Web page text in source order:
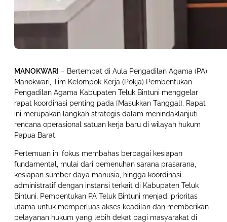
MANOKWARI – Bertempat di Aula Pengadilan Agama (PA)
Manokwari, Tim Kelompok Kerja (Pokja) Pembentukan
Pengadilan Agama Kabupaten Teluk Bintuni menggelar
rapat koordinasi penting pada [Masukkan Tanggal]. Rapat
ini merupakan langkah strategis dalam menindaklanjuti
rencana operasional satuan kerja baru di wilayah hukum
Papua Barat.
Pertemuan ini fokus membahas berbagai kesiapan
fundamental, mulai dari pemenuhan sarana prasarana,
kesiapan sumber daya manusia, hingga koordinasi
administratif dengan instansi terkait di Kabupaten Teluk
Bintuni. Pembentukan PA Teluk Bintuni menjadi prioritas
utama untuk memperluas akses keadilan dan memberikan
pelayanan hukum yang lebih dekat bagi masyarakat di